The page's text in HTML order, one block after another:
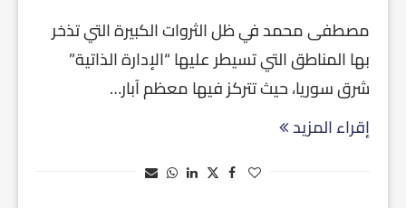
مصطفى محمد في ظل الثروات الكبيرة التي تذخر
بها المناطق التي تسيطر عليها “الإدارة الذاتية”
شرق سوريا، حيث تتركز فيها معظم آبار…
إقراء المزيد